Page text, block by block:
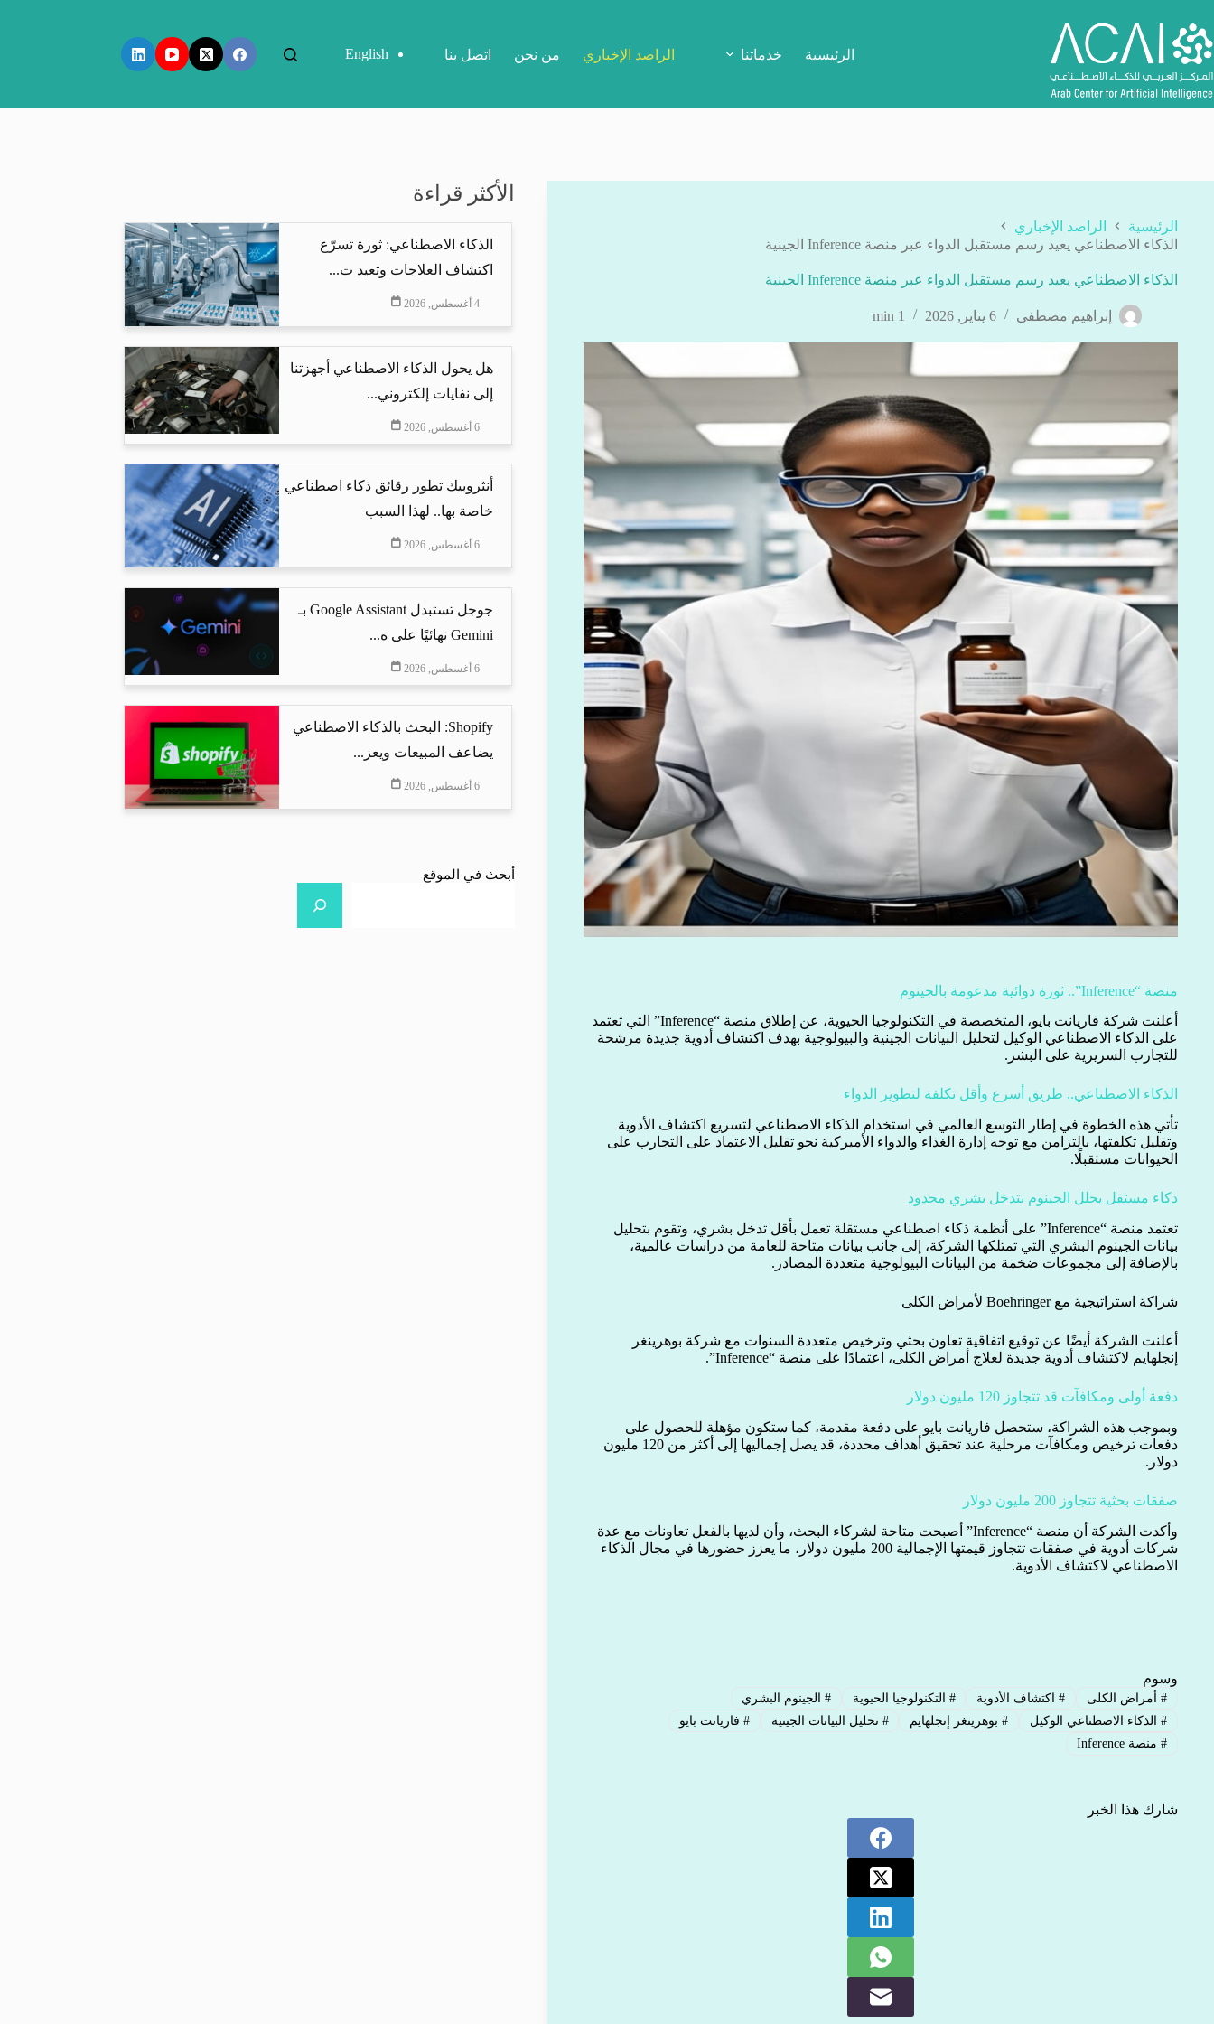
إلى
المحتوى
الرئيسية خدماتنا الراصد الإخباري من نحن اتصل بنا English
الرئيسية
الراصد الإخباري
الذكاء الاصطناعي يعيد رسم مستقبل الدواء عبر منصة Inference الجينية
الذكاء الاصطناعي يعيد رسم مستقبل الدواء عبر منصة Inference الجينية
إبراهيم مصطفى 6 يناير, 2026 1 min
منصة “Inference”.. ثورة دوائية مدعومة بالجينوم
أعلنت شركة فاريانت بايو، المتخصصة في التكنولوجيا الحيوية، عن إطلاق منصة “Inference” التي تعتمد
على الذكاء الاصطناعي الوكيل لتحليل البيانات الجينية والبيولوجية بهدف اكتشاف أدوية جديدة مرشحة
للتجارب السريرية على البشر.
الذكاء الاصطناعي.. طريق أسرع وأقل تكلفة لتطوير الدواء
تأتي هذه الخطوة في إطار التوسع العالمي في استخدام الذكاء الاصطناعي لتسريع اكتشاف الأدوية
وتقليل تكلفتها، بالتزامن مع توجه إدارة الغذاء والدواء الأميركية نحو تقليل الاعتماد على التجارب على
الحيوانات مستقبلًا.
ذكاء مستقل يحلل الجينوم بتدخل بشري محدود
تعتمد منصة “Inference” على أنظمة ذكاء اصطناعي مستقلة تعمل بأقل تدخل بشري، وتقوم بتحليل
بيانات الجينوم البشري التي تمتلكها الشركة، إلى جانب بيانات متاحة للعامة من دراسات عالمية،
بالإضافة إلى مجموعات ضخمة من البيانات البيولوجية متعددة المصادر.
شراكة استراتيجية مع Boehringer لأمراض الكلى
أعلنت الشركة أيضًا عن توقيع اتفاقية تعاون بحثي وترخيص متعددة السنوات مع شركة بوهرينغر
إنجلهايم لاكتشاف أدوية جديدة لعلاج أمراض الكلى، اعتمادًا على منصة “Inference”.
دفعة أولى ومكافآت قد تتجاوز 120 مليون دولار
وبموجب هذه الشراكة، ستحصل فاريانت بايو على دفعة مقدمة، كما ستكون مؤهلة للحصول على
دفعات ترخيص ومكافآت مرحلية عند تحقيق أهداف محددة، قد يصل إجماليها إلى أكثر من 120 مليون
دولار.
صفقات بحثية تتجاوز 200 مليون دولار
وأكدت الشركة أن منصة “Inference” أصبحت متاحة لشركاء البحث، وأن لديها بالفعل تعاونات مع عدة
شركات أدوية في صفقات تتجاوز قيمتها الإجمالية 200 مليون دولار، ما يعزز حضورها في مجال الذكاء
الاصطناعي لاكتشاف الأدوية.
وسوم
#أمراض الكلى #اكتشاف الأدوية # التكنولوجيا الحيوية # الجينوم البشري
#الذكاء الاصطناعي الوكيل #بوهرينغر إنجلهايم # تحليل البيانات الجينية # فاريانت بايو
#منصة Inference
شارك هذا الخبر
الأكثر قراءة
الذكاء الاصطناعي: ثورة تسرّع
اكتشاف العلاجات وتعيد ت...
4 أغسطس, 2026
هل يحول الذكاء الاصطناعي أجهزتنا
إلى نفايات إلكتروني...
6 أغسطس, 2026
أنثروبيك تطور رقائق ذكاء اصطناعي
خاصة بها.. لهذا السبب
6 أغسطس, 2026
جوجل تستبدل Google Assistant بـ
Gemini نهائيًا على ه...
6 أغسطس, 2026
Shopify: البحث بالذكاء الاصطناعي
يضاعف المبيعات ويعز...
6 أغسطس, 2026
أبحث في الموقع